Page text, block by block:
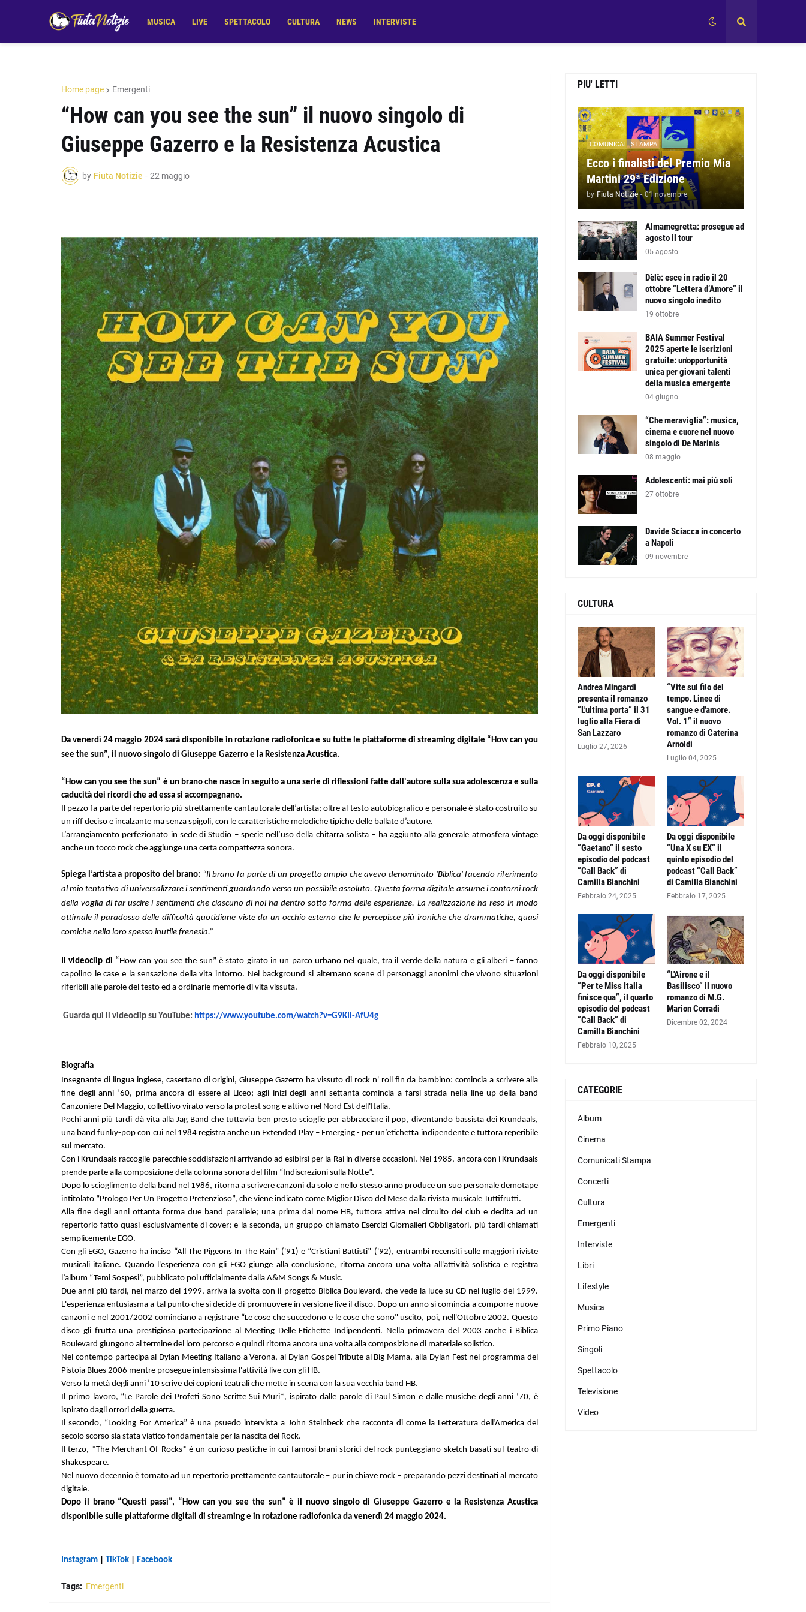
MUSICA LIVE SPETTACOLO CULTURA NEWS INTERVISTE
Home page Emergenti
“How can you see the sun” il nuovo singolo di
Giuseppe Gazerro e la Resistenza Acustica
by Fiuta Notizie - 22 maggio
Da venerdì 24 maggio 2024 sarà disponibile in rotazione radiofonica e su tutte le piattaforme di streaming digitale “How can you
see the sun”, il nuovo singolo di Giuseppe Gazerro e la Resistenza Acustica.
“How can you see the sun” è un brano che nasce in seguito a una serie di riflessioni fatte dall'autore sulla sua adolescenza e sulla
caducità dei ricordi che ad essa si accompagnano.
Il pezzo fa parte del repertorio più strettamente cantautorale dell’artista; oltre al testo autobiografico e personale è stato costruito su
un riff deciso e incalzante ma senza spigoli, con le caratteristiche melodiche tipiche delle ballate d’autore.
L’arrangiamento perfezionato in sede di Studio – specie nell’uso della chitarra solista – ha aggiunto alla generale atmosfera vintage
anche un tocco rock che aggiunge una certa compattezza sonora.
Spiega l’artista a proposito del brano: “Il brano fa parte di un progetto ampio che avevo denominato 'Biblica' facendo riferimento
al mio tentativo di universalizzare i sentimenti guardando verso un possibile assoluto. Questa forma digitale assume i contorni rock
della voglia di far uscire i sentimenti che ciascuno di noi ha dentro sotto forma delle esperienze. La realizzazione ha reso in modo
ottimale il paradosso delle difficoltà quotidiane viste da un occhio esterno che le percepisce più ironiche che drammatiche, quasi
comiche nella loro spesso inutile frenesia.”
Il videoclip di “How can you see the sun” è stato girato in un parco urbano nel quale, tra il verde della natura e gli alberi – fanno
capolino le case e la sensazione della vita intorno. Nel background si alternano scene di personaggi anonimi che vivono situazioni
riferibili alle parole del testo ed a ordinarie memorie di vita vissuta.
Guarda qui il videoclip su YouTube: https://www.youtube.com/watch?v=G9KIi-AfU4g
Biografia
Insegnante di lingua inglese, casertano di origini, Giuseppe Gazerro ha vissuto di rock n' roll fin da bambino: comincia a scrivere alla
fine degli anni ’60, prima ancora di essere al Liceo; agli inizi degli anni settanta comincia a farsi strada nella line-up della band
Canzoniere Del Maggio, collettivo virato verso la protest song e attivo nel Nord Est dell'Italia.
Pochi anni più tardi dà vita alla Jag Band che tuttavia ben presto scioglie per abbracciare il pop, diventando bassista dei Krundaals,
una band funky-pop con cui nel 1984 registra anche un Extended Play – Emerging - per un’etichetta indipendente e tuttora reperibile
sul mercato.
Con i Krundaals raccoglie parecchie soddisfazioni arrivando ad esibirsi per la Rai in diverse occasioni. Nel 1985, ancora con i Krundaals
prende parte alla composizione della colonna sonora del film “Indiscrezioni sulla Notte”.
Dopo lo scioglimento della band nel 1986, ritorna a scrivere canzoni da solo e nello stesso anno produce un suo personale demotape
intitolato “Prologo Per Un Progetto Pretenzioso”, che viene indicato come Miglior Disco del Mese dalla rivista musicale Tuttifrutti.
Alla fine degli anni ottanta forma due band parallele; una prima dal nome HB, tuttora attiva nel circuito dei club e dedita ad un
repertorio fatto quasi esclusivamente di cover; e la seconda, un gruppo chiamato Esercizi Giornalieri Obbligatori, più tardi chiamati
semplicemente EGO.
Con gli EGO, Gazerro ha inciso “All The Pigeons In The Rain” ('91) e “Cristiani Battisti” ('92), entrambi recensiti sulle maggiori riviste
musicali italiane. Quando l'esperienza con gli EGO giunge alla conclusione, ritorna ancora una volta all'attività solistica e registra
l’album “Temi Sospesi”, pubblicato poi ufficialmente dalla A&M Songs & Music.
Due anni più tardi, nel marzo del 1999, arriva la svolta con il progetto Biblica Boulevard, che vede la luce su CD nel luglio del 1999.
L'esperienza entusiasma a tal punto che si decide di promuovere in versione live il disco. Dopo un anno si comincia a comporre nuove
canzoni e nel 2001/2002 cominciano a registrare “Le cose che succedono e le cose che sono" uscito, poi, nell'Ottobre 2002. Questo
disco gli frutta una prestigiosa partecipazione al Meeting Delle Etichette Indipendenti. Nella primavera del 2003 anche i Biblica
Boulevard giungono al termine del loro percorso e quindi ritorna ancora una volta alla composizione di materiale solistico.
Nel contempo partecipa al Dylan Meeting Italiano a Verona, al Dylan Gospel Tribute al Big Mama, alla Dylan Fest nel programma del
Pistoia Blues 2006 mentre prosegue intensissima l'attività live con gli HB.
Verso la metà degli anni ’10 scrive dei copioni teatrali che mette in scena con la sua vecchia band HB.
Il primo lavoro, “Le Parole dei Profeti Sono Scritte Sui Muri*, ispirato dalle parole di Paul Simon e dalle musiche degli anni ’70, è
ispirato dagli orrori della guerra.
Il secondo, “Looking For America” è una psuedo intervista a John Steinbeck che racconta di come la Letteratura dell’America del
secolo scorso sia stata viatico fondamentale per la nascita del Rock.
Il terzo, *The Merchant Of Rocks* è un curioso pastiche in cui famosi brani storici del rock punteggiano sketch basati sul teatro di
Shakespeare.
Nel nuovo decennio è tornato ad un repertorio prettamente cantautorale – pur in chiave rock – preparando pezzi destinati al mercato
digitale.
Dopo il brano “Questi passi”, “How can you see the sun” è il nuovo singolo di Giuseppe Gazerro e la Resistenza Acustica
disponibile sulle piattaforme digitali di streaming e in rotazione radiofonica da venerdì 24 maggio 2024.
Instagram TikTok Facebook
Tags: Emergenti
PIU' LETTI
COMUNICATI STAMPA
Ecco i finalisti del Premio Mia
Martini 29ª Edizione
by Fiuta Notizie - 01 novembre
Almamegretta: prosegue ad
agosto il tour
05 agosto
Dèlè: esce in radio il 20
ottobre “Lettera d’Amore” il
nuovo singolo inedito
19 ottobre
BAIA Summer Festival
2025 aperte le iscrizioni
gratuite: un'opportunità
unica per giovani talenti
della musica emergente
04 giugno
“Che meraviglia”: musica,
cinema e cuore nel nuovo
singolo di De Marinis
08 maggio
Adolescenti: mai più soli
27 ottobre
Davide Sciacca in concerto
a Napoli
09 novembre
CULTURA
Andrea Mingardi
presenta il romanzo
“L'ultima porta” il 31
luglio alla Fiera di
San Lazzaro
Luglio 27, 2026
“Vite sul filo del
tempo. Linee di
sangue e d'amore.
Vol. 1” il nuovo
romanzo di Caterina
Arnoldi
Luglio 04, 2025
Da oggi disponibile
“Gaetano” il sesto
episodio del podcast
“Call Back” di
Camilla Bianchini
Febbraio 24, 2025
Da oggi disponibile
“Una X su EX” il
quinto episodio del
podcast “Call Back”
di Camilla Bianchini
Febbraio 17, 2025
Da oggi disponibile
“Per te Miss Italia
finisce qua”, il quarto
episodio del podcast
“Call Back” di
Camilla Bianchini
Febbraio 10, 2025
“L'Airone e il
Basilisco” il nuovo
romanzo di M.G.
Marion Corradi
Dicembre 02, 2024
CATEGORIE
Album
Cinema
Comunicati Stampa
Concerti
Cultura
Emergenti
Interviste
Libri
Lifestyle
Musica
Primo Piano
Singoli
Spettacolo
Televisione
Video